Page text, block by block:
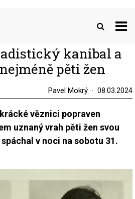
kanibal a
pěti žen
Pavel Mokrý 08.03.2024
věznici popraven
uznaný vrah pěti žen svou
v noci na sobotu 31.